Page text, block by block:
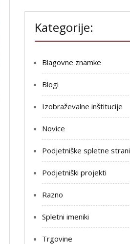
Kategorije:
Blagovne znamke
Blogi
Izobraževalne inštitucije
Novice
Podjetniške spletne strani
Podjetniški projekti
Razno
Spletni imeniki
Trgovine